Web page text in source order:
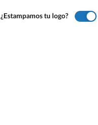
¿Estampamos tu logo?